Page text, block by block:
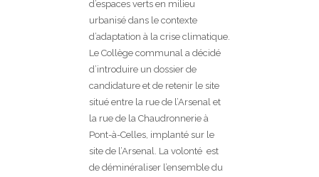
d’espaces verts en milieu
urbanisé dans le contexte
d’adaptation à la crise climatique.
Le Collège communal a décidé
d’introduire un dossier de
candidature et de retenir le site
situé entre la rue de l’Arsenal et
la rue de la Chaudronnerie à
Pont-à-Celles, implanté sur le
site de l’Arsenal. La volonté est
de déminéraliser l’ensemble du